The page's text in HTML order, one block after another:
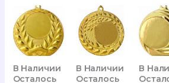
В Наличии
Осталось
В Наличии
Осталось
В